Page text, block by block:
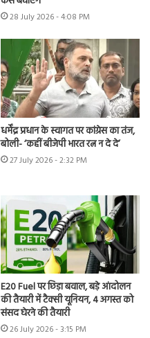
28 July 2026 - 4:08 PM
धर्मेंद्र प्रधान के स्वागत पर कांग्रेस का तंज,
बोली- ‘कहीं बीजेपी भारत रत्न न दे दे’
27 July 2026 - 2:32 PM
E20 Fuel पर छिड़ा बवाल, बड़े आंदोलन
की तैयारी में टैक्सी यूनियन, 4 अगस्त को
संसद घेरने की तैयारी
26 July 2026 - 3:15 PM